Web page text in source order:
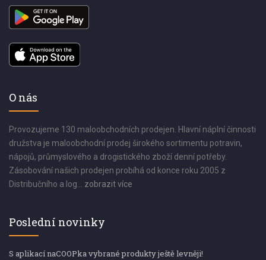
O nás
Provozujeme 130 maloobchodních prodejen. Hlavní náplní činnosti
družstva je maloobchodní prodej širokého sortimentu potravin,
nápojů, průmyslového a drogistického zboží denní potřeby.
Zásobování našich prodejen probíhá od konce roku 2005 z
Distribučního a log... zobrazit více
Poslední novinky
S aplikací naCOOPka vybrané produkty ještě levněji!